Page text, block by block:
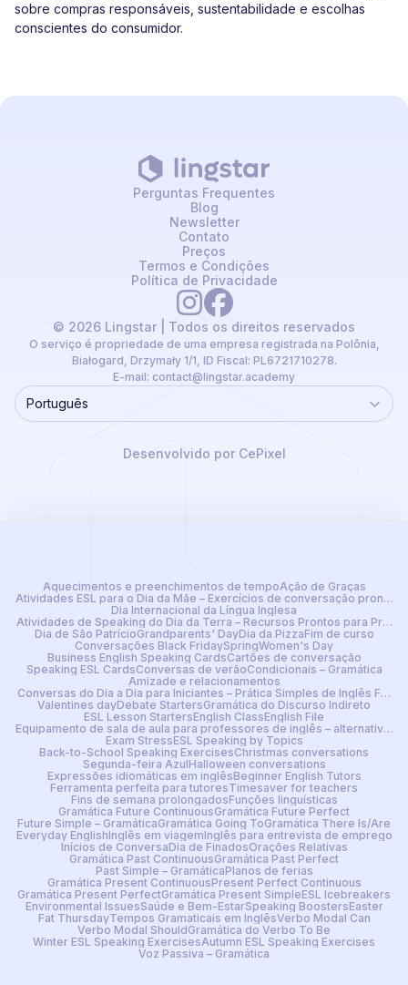
sobre compras responsáveis, sustentabilidade e escolhas
conscientes do consumidor.
© 2026 Lingstar | Todos os direitos reservados
O serviço é propriedade de uma empresa registrada na Polônia,
Białogard, Drzymały 1/1, ID Fiscal: PL6721710278.
E-mail: contact@lingstar.academy
Perguntas Frequentes
Blog
Newsletter
Contato
Preços
Termos e Condições
Política de Privacidade
Language
Português
Desenvolvido por CePixel
Aquecimentos e preenchimentos de tempoAção de Graças
Atividades ESL para o Dia da Mãe – Exercícios de conversação prontos
Dia Internacional da Língua Inglesa
Atividades de Speaking do Dia da Terra – Recursos Prontos para
Dia de São PatrícioGrandparents' DayDia da PizzaFim de curso
Conversações Black FridaySpringWomen's Day
Business English Speaking CardsCartões de conversação
Speaking ESL CardsConversas de verãoCondicionais – Gramática
Amizade e relacionamentos
Conversas do Dia a Dia para Iniciantes – Prática Simples de Inglês
Valentines dayDebate StartersGramática do Discurso Indireto
ESL Lesson StartersEnglish ClassEnglish File
Equipamento de sala de aula para professores de inglês – alternativa
Exam StressESL Speaking by Topics
Back-to-School Speaking ExercisesChristmas conversations
Segunda-feira AzulHalloween conversations
Expressões idiomáticas em inglêsBeginner English Tutors
Ferramenta perfeita para tutoresTimesaver for teachers
Fins de semana prolongadosFunções linguísticas
Gramática Future ContinuousGramática Future Perfect
Future Simple – GramáticaGramática Going ToGramática There Is/Are
Everyday EnglishInglês em viagemInglês para entrevista de emprego
Inícios de ConversaDia de FinadosOrações Relativas
Gramática Past ContinuousGramática Past Perfect
Past Simple – GramáticaPlanos de ferias
Gramática Present ContinuousPresent Perfect Continuous
Gramática Present PerfectGramática Present SimpleESL Icebreakers
Environmental IssuesSaúde e Bem-EstarSpeaking BoostersEaster
Fat ThursdayTempos Gramaticais em InglêsVerbo Modal Can
Verbo Modal ShouldGramática do Verbo To Be
Winter ESL Speaking ExercisesAutumn ESL Speaking Exercises
Voz Passiva – Gramática